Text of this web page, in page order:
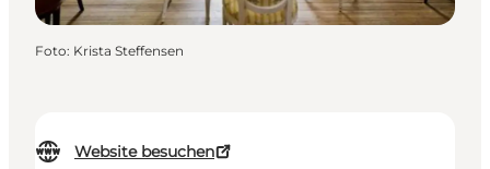
Website besuchen
Foto: Krista Steffensen